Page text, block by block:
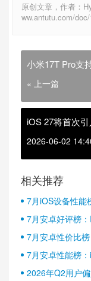
原创文章，作者：
ww.antutu.com/
小米17T Pro支
« 上一篇
iOS 27将首次
2026-06-02
相关推荐
7月iOS设备性能
7月安卓好评榜
半壁江山
7月安卓性价比
7月安卓性能榜
2026年Q2用户